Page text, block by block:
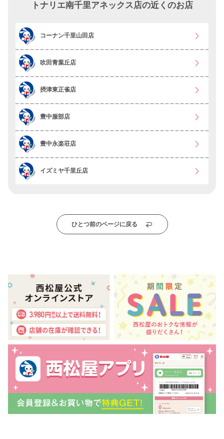
トナリエ南千里アネックス店の近くのお店
コーナン千里山田店
吹田青葉丘店
摂津東正雀店
豊中服部店
豊中永楽荘店
イズミヤ千里丘店
ひとつ前のページに戻る